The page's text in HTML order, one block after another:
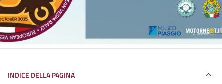
INDICE DELLA PAGINA